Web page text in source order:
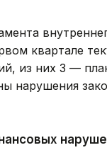
квартале
из них 3 —
нарушения